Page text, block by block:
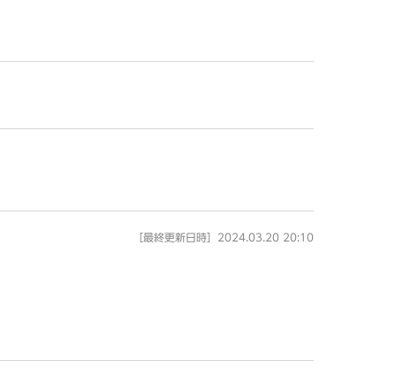
［最終更新日時］2024.03.20 20:10